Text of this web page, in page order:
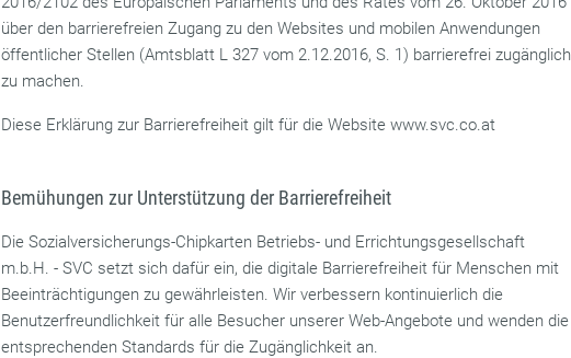
über den barrierefreien Zugang zu den Websites und mobilen Anwendungen
öffentlicher Stellen (Amtsblatt L 327 vom 2.12.2016, S. 1) barrierefrei zugänglich
zu machen.
Diese Erklärung zur Barrierefreiheit gilt für die Website www.svc.co.at
Bemühungen zur Unterstützung der Barrierefreiheit
Die Sozialversicherungs-Chipkarten Betriebs- und Errichtungsgesellschaft
m.b.H. - SVC setzt sich dafür ein, die digitale Barrierefreiheit für Menschen mit
Beeinträchtigungen zu gewährleisten. Wir verbessern kontinuierlich die
Benutzerfreundlichkeit für alle Besucher unserer Web-Angebote und wenden die
entsprechenden Standards für die Zugänglichkeit an.